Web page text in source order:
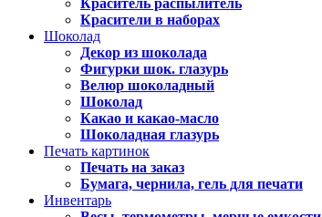
Краситель распылитель
Красители в наборах
Шоколад
Декор из шоколада
Фигурки шок. глазурь
Велюр шоколадный
Шоколад
Какао и какао-масло
Шоколадная глазурь
Печать картинок
Печать на заказ
Бумага, чернила, гель для печати
Инвентарь